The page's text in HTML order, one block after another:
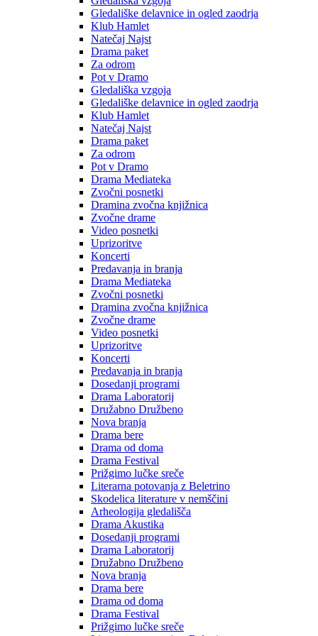
Gledališke delavnice in ogled zaodrja
Klub Hamlet
Natečaj Najst
Drama paket
Za odrom
Pot v Dramo
Gledališka vzgoja
Gledališke delavnice in ogled zaodrja
Klub Hamlet
Natečaj Najst
Drama paket
Za odrom
Pot v Dramo
Drama Mediateka
Zvočni posnetki
Dramina zvočna knjižnica
Zvočne drame
Video posnetki
Uprizoritve
Koncerti
Predavanja in branja
Drama Mediateka
Zvočni posnetki
Dramina zvočna knjižnica
Zvočne drame
Video posnetki
Uprizoritve
Koncerti
Predavanja in branja
Dosedanji programi
Drama Laboratorij
Družabno Družbeno
Nova branja
Drama bere
Drama od doma
Drama Festival
Prižgimo lučke sreče
Literarna potovanja z Beletrino
Skodelica literature v nemščini
Arheologija gledališča
Drama Akustika
Dosedanji programi
Drama Laboratorij
Družabno Družbeno
Nova branja
Drama bere
Drama od doma
Drama Festival
Prižgimo lučke sreče